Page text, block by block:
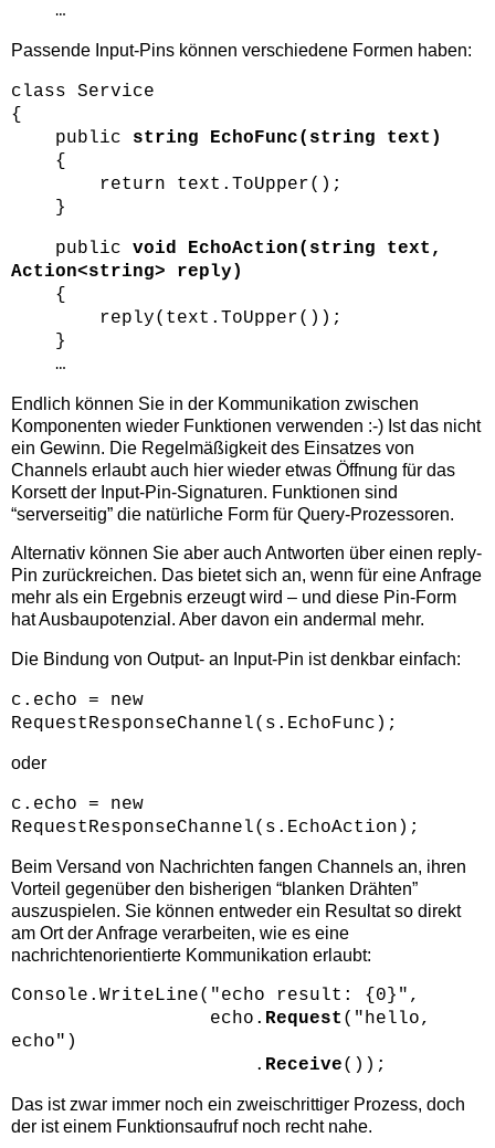
…
Passende Input-Pins können verschiedene Formen haben:
class Service
{
public string EchoFunc(string text)
{
return text.ToUpper();
}
public void EchoAction(string text,
Action<string> reply)
{
reply(text.ToUpper());
}
…
Endlich können Sie in der Kommunikation zwischen
Komponenten wieder Funktionen verwenden :-) Ist das nicht
ein Gewinn. Die Regelmäßigkeit des Einsatzes von
Channels erlaubt auch hier wieder etwas Öffnung für das
Korsett der Input-Pin-Signaturen. Funktionen sind
“serverseitig” die natürliche Form für Query-Prozessoren.
Alternativ können Sie aber auch Antworten über einen reply-
Pin zurückreichen. Das bietet sich an, wenn für eine Anfrage
mehr als ein Ergebnis erzeugt wird – und diese Pin-Form
hat Ausbaupotenzial. Aber davon ein andermal mehr.
Die Bindung von Output- an Input-Pin ist denkbar einfach:
c.echo = new
RequestResponseChannel(s.EchoFunc);
oder
c.echo = new
RequestResponseChannel(s.EchoAction);
Beim Versand von Nachrichten fangen Channels an, ihren
Vorteil gegenüber den bisherigen “blanken Drähten”
auszuspielen. Sie können entweder ein Resultat so direkt
am Ort der Anfrage verarbeiten, wie es eine
nachrichtenorientierte Kommunikation erlaubt:
Console.WriteLine("echo result: {0}",
echo. Request ("hello,
echo")
. Receive());
Das ist zwar immer noch ein zweischrittiger Prozess, doch
der ist einem Funktionsaufruf noch recht nahe.